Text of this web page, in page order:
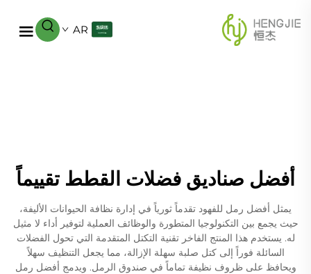
AR
أفضل صناديق فضلات القطط تقييماً
يمثل أفضل رمل للفهود تقدماً ثورياً في إدارة نظافة الحيوانات الأليفة،
حيث يجمع بين التكنولوجيا المتطورة والوظائف العملية لتوفير أداء لا مثيل
له. يستخدم هذا المنتج الفاخر تقنية التكتل المتقدمة التي تحول الفضلات
السائلة فوراً إلى كتل صلبة سهلة الإزالة، مما يجعل التنظيف سهلاً
ويحافظ على ظروف نظيفة تماماً في صندوق الرمل. ويدمج أفضل رمل